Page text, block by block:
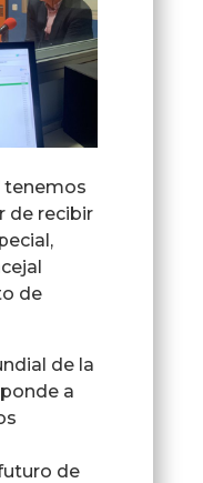
tenemos
de recibir
de
de la
a
de